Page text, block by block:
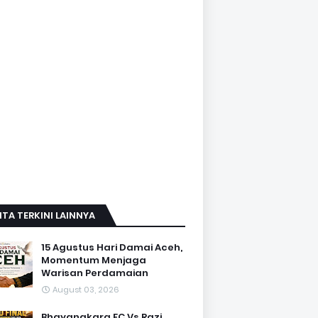
TERKINI LAINNYA
15 Agustus Hari Damai Aceh,
Momentum Menjaga
Warisan Perdamaian
August 03, 2026